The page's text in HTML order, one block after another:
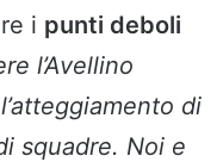
i punti deboli
l’Avellino
di
squadre. Noi e